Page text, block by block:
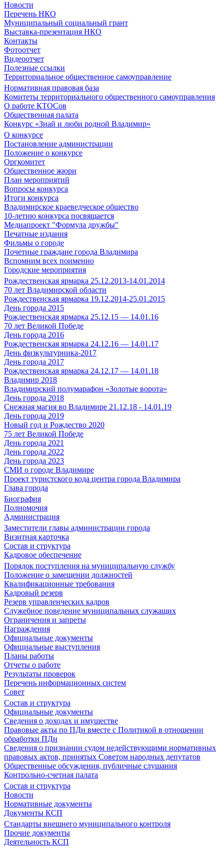
Новости
Перечень НКО
Муниципальный социальный грант
Выставка-презентация НКО
Контакты
Фотоотчет
Видеоотчет
Полезные ссылки
Территориальное общественное самоуправление
Нормативная правовая база
Комитеты территориального общественного самоуправления
О работе КТОСов
Общественная палата
Конкурс «Знай и люби родной Владимир»
О конкурсе
Постановление администрации
Положение о конкурсе
Оргкомитет
Общественное жюри
План мероприятий
Вопросы конкурса
Итоги конкурса
Владимирское краеведческое общество
10-летию конкурса посвящается
Медиапроект "Формула дружбы"
Печатные издания
Фильмы о городе
Почетные граждане города Владимира
Вспомним всех поименно
Городские мероприятия
Рождественская ярмарка 25.12.2013-14.01.2014
70 лет Владимирской области
Рождественская ярмарка 19.12.2014-25.01.2015
День города 2015
Рождественская ярмарка 25.12.15 — 14.01.16
70 лет Великой Победе
День города 2016
Рождественская ярмарка 24.12.16 — 14.01.17
День физкультурника-2017
День города 2017
Рождественская ярмарка 24.12.17 — 14.01.18
Владимир 2018
Владимирский полумарафон «Золотые ворота»
День города 2018
Снежная магия во Владимире 21.12.18 - 14.01.19
День города 2019
Новый год и Рождество 2020
75 лет Великой Победе
День города 2021
День города 2022
День города 2023
СМИ о городе Владимире
Проект туристского кода центра города Владимира
Глава города
Биография
Полномочия
Администрация
Заместители главы администрации города
Визитная карточка
Состав и структура
Кадровое обеспечение
Порядок поступления на муниципальную службу
Положение о замещении должностей
Квалификационные требования
Кадровый резерв
Резерв управленческих кадров
Служебное поведение муниципальных служащих
Ограничения и запреты
Награждения
Официальные документы
Официальные выступления
Планы работы
Отчеты о работе
Результаты проверок
Перечень информационных систем
Совет
Состав и структура
Официальные документы
Сведения о доходах и имуществе
Правовые акты по ПДн вместе с Политикой в отношении
обработки ПДн
Сведения о признании судом недействующими нормативных
правовых актов, принятых Советом народных депутатов
Общественные обсуждения, публичные слушания
Контрольно-счетная палата
Состав и структура
Новости
Нормативные документы
Документы КСП
Стандарты внешнего муниципального контроля
Прочие документы
Деятельность КСП